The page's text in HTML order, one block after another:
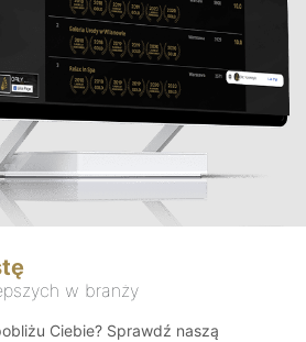
w branży
Ciebie? Sprawdź naszą